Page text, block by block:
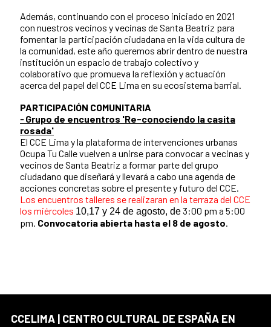
Además, continuando con el proceso iniciado en 2021
con nuestros vecinos y vecinas de Santa Beatriz para
fomentar la participación ciudadana en la vida cultura de
la comunidad, este año queremos abrir dentro de nuestra
institución un espacio de trabajo colectivo y
colaborativo que promueva la reflexión y actuación
acerca del papel del CCE Lima en su ecosistema barrial.
PARTICIPACIÓN COMUNITARIA
-Grupo de encuentros 'Re-conociendo la casita
rosada'
El CCE Lima y la plataforma de intervenciones urbanas
Ocupa Tu Calle vuelven a unirse para convocar a vecinas y
vecinos de Santa Beatriz a formar parte del grupo
ciudadano que diseñará y llevará a cabo una agenda de
acciones concretas sobre el presente y futuro del CCE.
Los encuentros talleres se realizaran en la terraza del CCE
los miércoles 10,17 y 24 de agosto, de3:00 pm a 5:00
pm. Convocatoria abierta hasta el 8 de agosto
CCELIMA | CENTRO CULTURAL DE ESPAÑA EN